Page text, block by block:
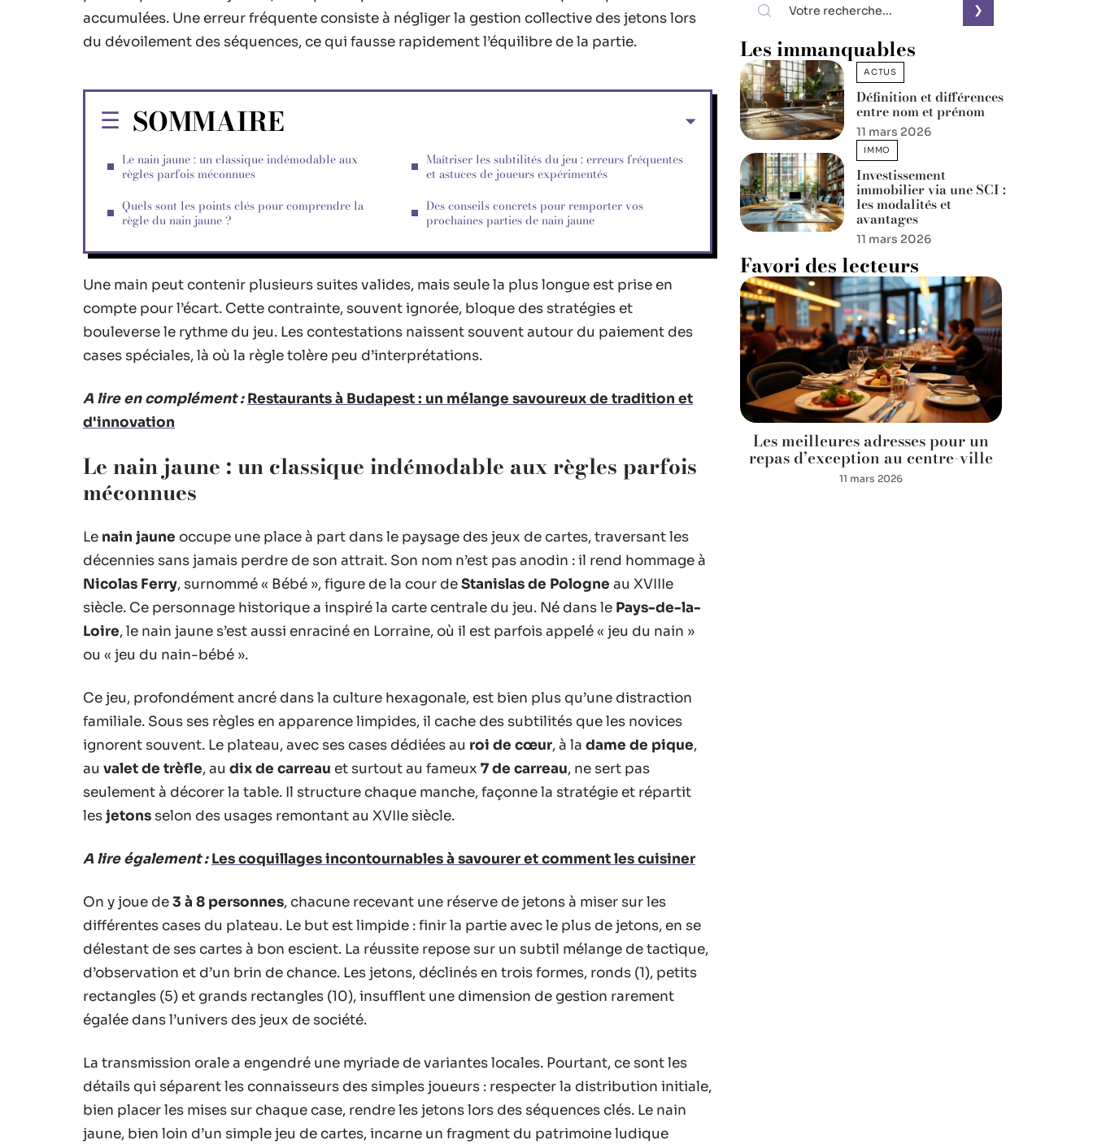
accumulées. Une erreur fréquente consiste à négliger la gestion collective des jetons lors
du dévoilement des séquences, ce qui fausse rapidement l’équilibre de la partie.
SOMMAIRE
Le nain jaune : un classique indémodable aux
règles parfois méconnues
Quels sont les points clés pour comprendre la
règle du nain jaune ?
Maîtriser les subtilités du jeu : erreurs fréquentes
et astuces de joueurs expérimentés
Des conseils concrets pour remporter vos
prochaines parties de nain jaune
Une main peut contenir plusieurs suites valides, mais seule la plus longue est prise en
compte pour l’écart. Cette contrainte, souvent ignorée, bloque des stratégies et
bouleverse le rythme du jeu. Les contestations naissent souvent autour du paiement des
cases spéciales, là où la règle tolère peu d’interprétations.
A lire en complément : Restaurants à Budapest : un mélange savoureux de tradition et
d'innovation
Le nain jaune : un classique indémodable aux règles parfois
méconnues
Le nain jaune occupe une place à part dans le paysage des jeux de cartes, traversant les
décennies sans jamais perdre de son attrait. Son nom n’est pas anodin : il rend hommage à
Nicolas Ferry, surnommé « Bébé », figure de la cour deStanislas de Pologne au XVIIIe
siècle. Ce personnage historique a inspiré la carte centrale du jeu. Né dans le Pays-de-la-
Loire, le nain jaune s’est aussi enraciné en Lorraine, où il est parfois appelé « jeu du nain »
ou « jeu du nain-bébé ».
Ce jeu, profondément ancré dans la culture hexagonale, est bien plus qu’une distraction
familiale. Sous ses règles en apparence limpides, il cache des subtilités que les novices
ignorent souvent. Le plateau, avec ses cases dédiées au roi de cœur, à la dame de pique,
au valet de trèfle, au dix de carreau et surtout au fameux 7 de carreau, ne sert pas
seulement à décorer la table. Il structure chaque manche, façonne la stratégie et répartit
lesjetons selon des usages remontant au XVIIe siècle.
A lire également : Les coquillages incontournables à savourer et comment les cuisiner
On y joue de3 à 8 personnes, chacune recevant une réserve de jetons à miser sur les
différentes cases du plateau. Le but est limpide : finir la partie avec le plus de jetons, en se
délestant de ses cartes à bon escient. La réussite repose sur un subtil mélange de tactique,
d’observation et d’un brin de chance. Les jetons, déclinés en trois formes, ronds (1), petits
rectangles (5) et grands rectangles (10), insufflent une dimension de gestion rarement
égalée dans l’univers des jeux de société.
La transmission orale a engendré une myriade de variantes locales. Pourtant, ce sont les
détails qui séparent les connaisseurs des simples joueurs : respecter la distribution initiale,
bien placer les mises sur chaque case, rendre les jetons lors des séquences clés. Le nain
jaune, bien loin d’un simple jeu de cartes, incarne un fragment du patrimoine ludique
Les immanquables
ACTUS
Définition et différences
entre nom et prénom
11 mars 2026
IMMO
Investissement
immobilier via une SCI :
les modalités et
avantages
11 mars 2026
Favori des lecteurs
Les meilleures adresses pour un
repas d’exception au centre-ville
11 mars 2026